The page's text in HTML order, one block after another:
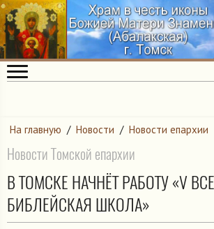
На главную / Новости / Новости епархии
Новости Томской епархии
В ТОМСКЕ НАЧНЁТ РАБОТУ «V
БИБЛЕЙСКАЯ ШКОЛА»